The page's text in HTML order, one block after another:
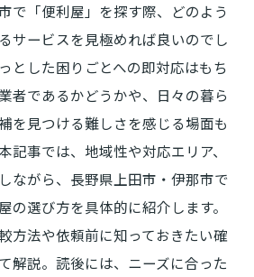
で「便利屋」を探す際、どのよう
サービスを見極めれば良いのでし
とした困りごとへの即対応はもち
者であるかどうかや、日々の暮ら
を見つける難しさを感じる場面も
記事では、地域性や対応エリア、
ながら、長野県上田市・伊那市で
の選び方を具体的に紹介します。
方法や依頼前に知っておきたい確
解説。読後には、ニーズに合った